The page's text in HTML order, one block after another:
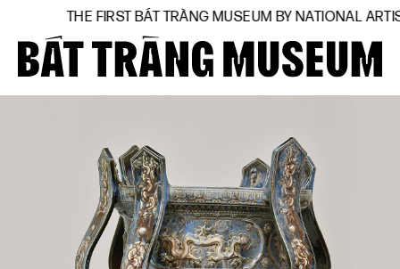
THE FIRST BÁT TRÀNG MUSEUM BY NATIONAL ARTIST
Close
Trang chủ
Hiện vật
BTMA